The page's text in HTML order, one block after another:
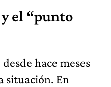
el “punto
hace meses
situación. En